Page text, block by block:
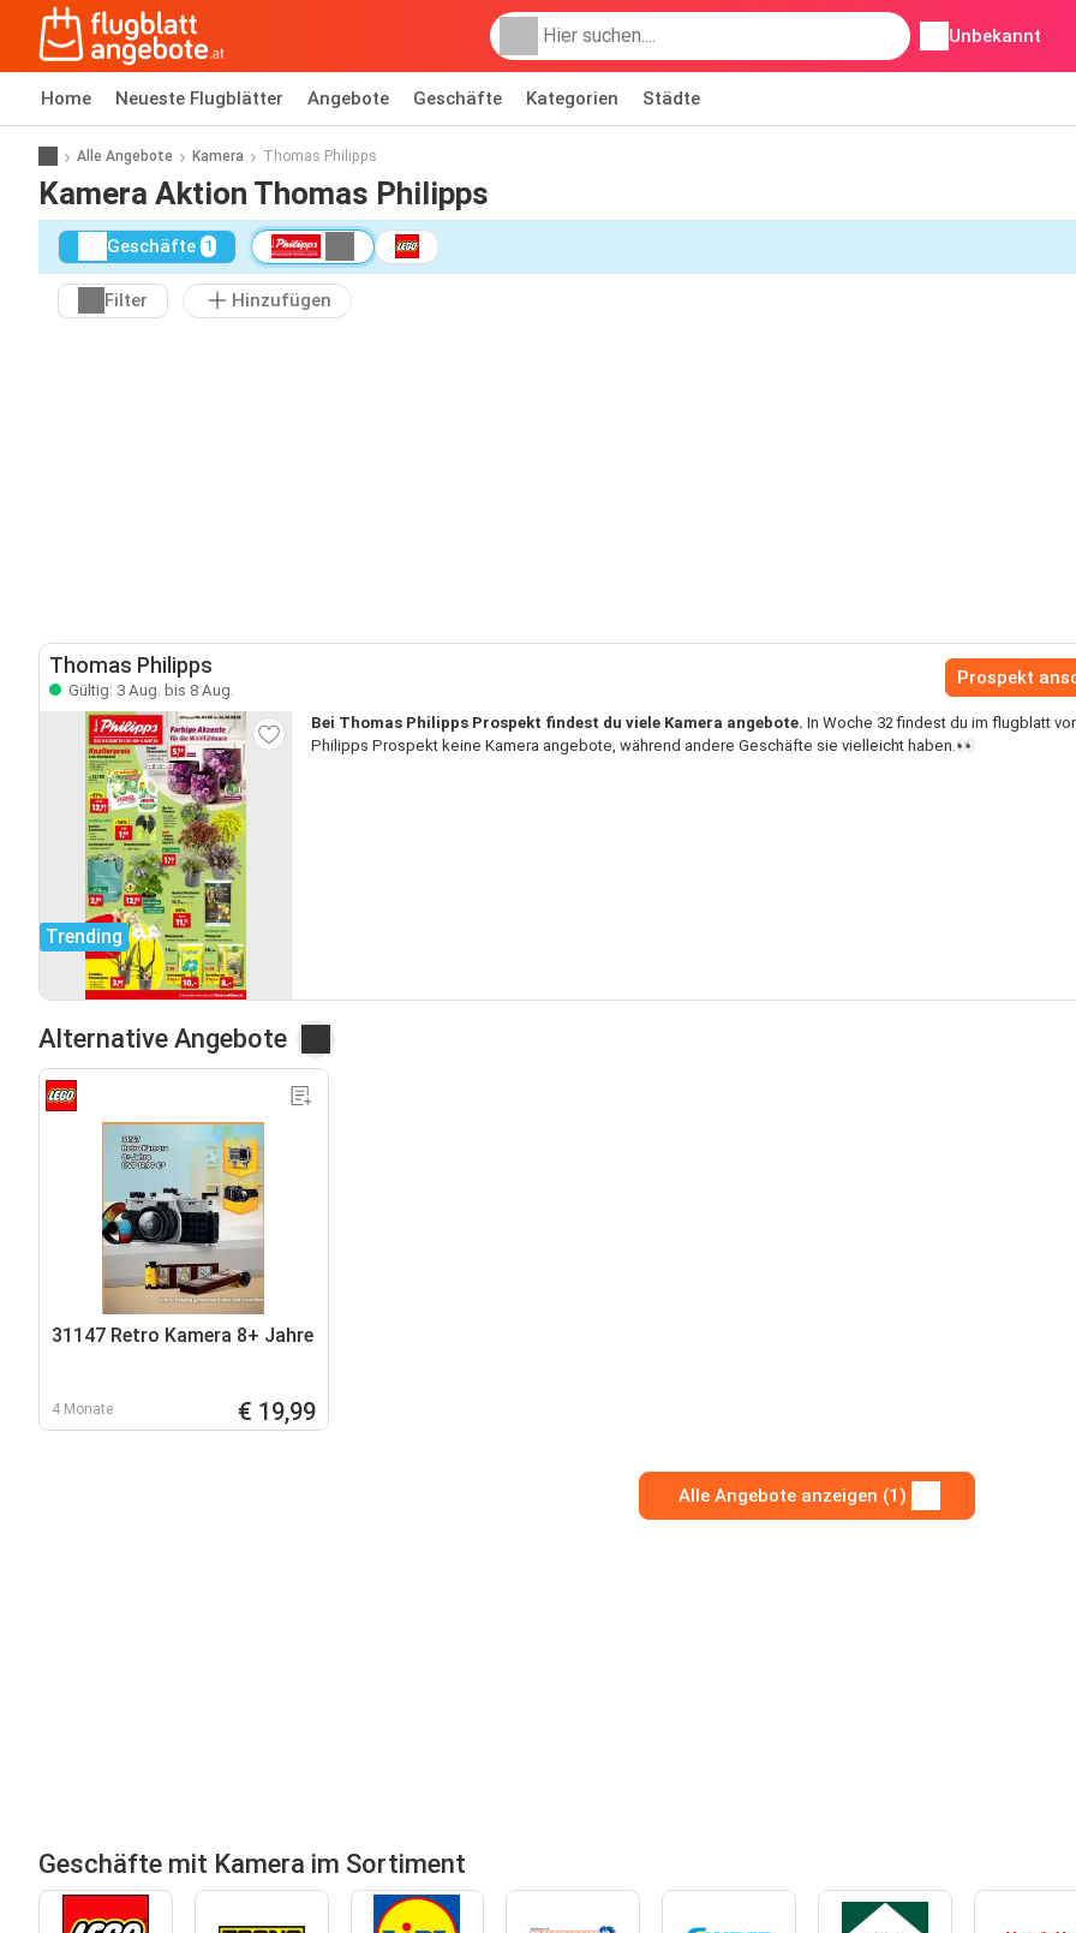
Unbekannt
Home Neueste Flugblätter Angebote Geschäfte Kategorien Städte
Alle Angebote Kamera Thomas Philipps
Kamera Aktion Thomas Philipps
Geschäfte 1
Filter Hinzufügen
Thomas Philipps
Gültig: 3 Aug. bis 8 Aug.
Prospekt
Trending
Bei Thomas Philipps Prospekt findest du viele Kamera angebote. In Woche 32 findest du im flugblatt
Philipps Prospekt keine Kamera angebote, während andere Geschäfte sie vielleicht haben.👀
Alternative Angebote
31147 Retro Kamera 8+ Jahre
4 Monate € 19,99
Alle Angebote anzeigen (1)
Geschäfte mit Kamera im Sortiment